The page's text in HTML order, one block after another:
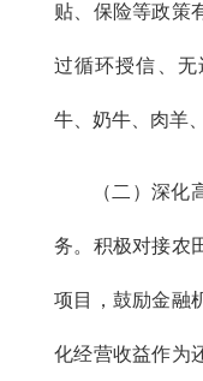
贴、保险等政策
过循环授信、
牛、奶牛、肉羊
（二）深化
务。积极对接农
项目，鼓励金融
化经营收益作为